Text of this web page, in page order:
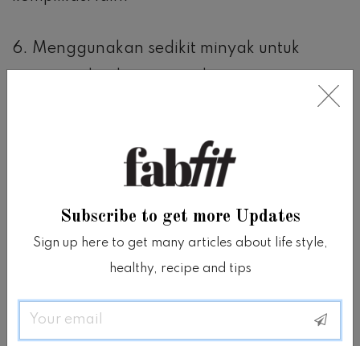
6. Menggunakan sedikit minyak untuk
Perbanyak makanan yang diolah dengan
dipanggang atau direbus karena makanan
tersebut mudah dicerna.
7. Membuat masakan yang lunak dan
terjaga.
Subscribe to get more Updates
Sign up here to get many articles about life style,
healthy, recipe and tips
Email